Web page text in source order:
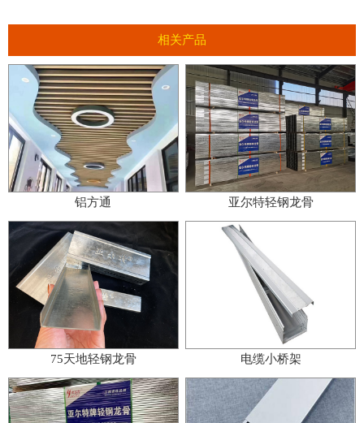
相关产品
铝方通 亚尔特轻钢龙骨
75天地轻钢龙骨 电缆小桥架